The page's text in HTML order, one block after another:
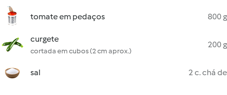
tomate em pedaços 800 g
curgete
cortada em cubos (2 cm aprox.)
200 g
sal 2 c. chá de